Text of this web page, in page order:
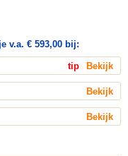
v.a. € 593,00 bij:
tip Bekijk
Bekijk
Bekijk